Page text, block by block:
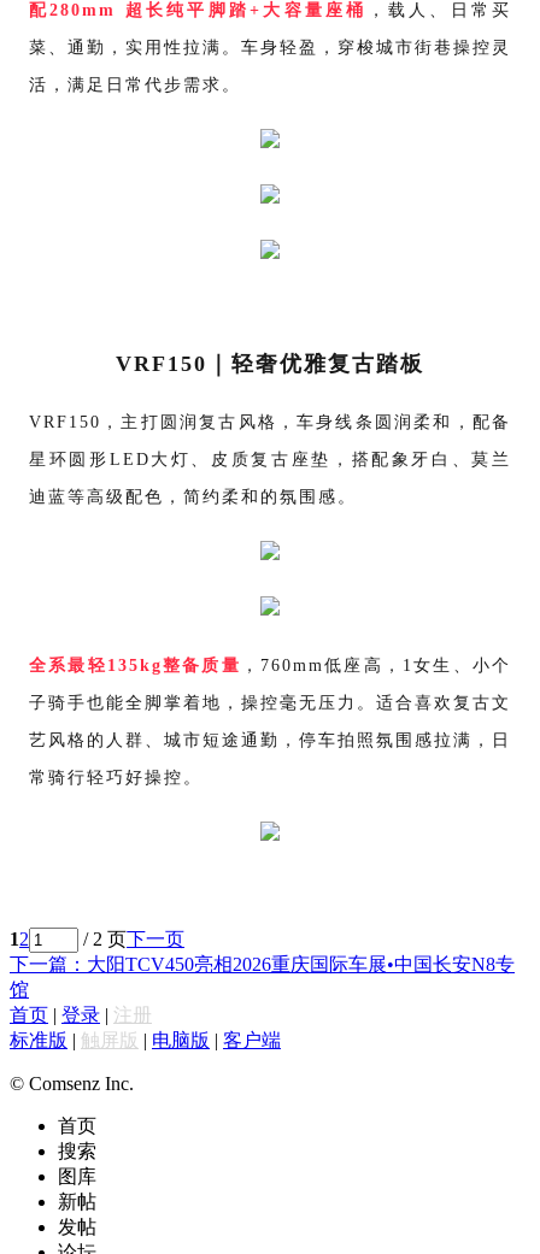
配280mm 超长纯平脚踏 + 大容量座桶 ， 载人、日常买
菜、通勤，实用性拉满。车身轻盈，穿梭城市街巷 操控灵
活 ，满足日常代步需求。
VRF150｜轻奢优雅复古踏板
VRF150，主打圆润复古风格，车身线条圆润柔和，配备
星环圆形LED大灯、皮质复古座垫，搭配象牙白、莫兰
迪蓝等高级配色，简约柔和的氛围感。
全系最轻 135kg整备质量 ，760mm低座高，1女生、小个
子骑手也能全脚掌着地，操控毫无压力。适合喜欢复古文
艺风格的人群、城市短途通勤，停车拍照氛围感拉满，日
常骑行轻巧好操控。
12 / 2 页下一页
下一篇：大阳TCV450亮相2026重庆国际车展•中国长安N8专
馆
首页 | 登录 | 注册
标准版 | 触屏版 | 电脑版 | 客户端
© Comsenz Inc.
首页
搜索
图库
新帖
发帖